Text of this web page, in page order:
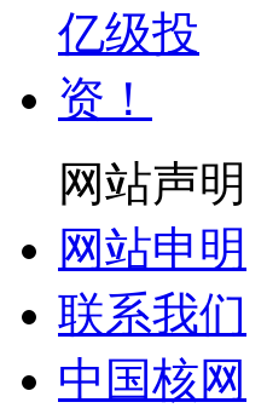
网站声明
网站申明
联系我们
中国核网